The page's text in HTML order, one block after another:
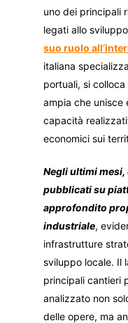
uno dei principali
legati allo
suo ruolo
italiana
portuali, si colloca
ampia che unisce
capacità
economici sui
Negli ultimi
pubblicati su
approfondito
industriale,
infrastrutture
sviluppo locale. Il
principali cantieri
analizzato non
delle opere, ma